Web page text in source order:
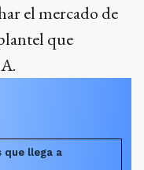
el mercado de
que
que llega a